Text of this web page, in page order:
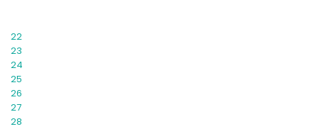
22
23
24
25
26
27
28